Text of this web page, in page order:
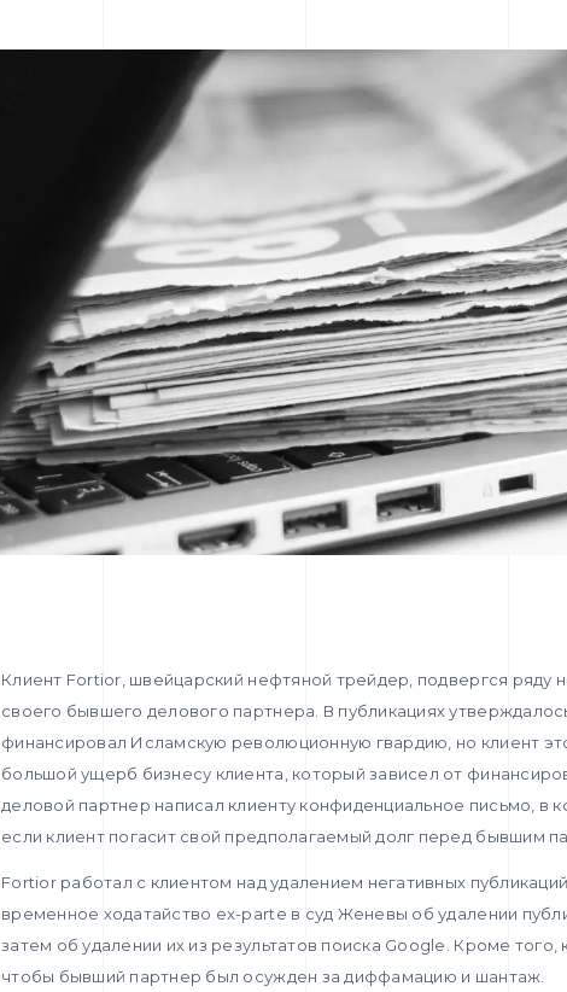
Клиент Fortior, швейцарский нефтяной трейдер, подвергся ряду
своего бывшего делового партнера. В публикациях
финансировал Исламскую революционную гвардию, но клиент
большой ущерб бизнесу клиента, который зависел от
деловой партнер написал клиенту конфиденциальное письмо, в
если клиент погасит свой предполагаемый долг перед бывшим
Fortior работал с клиентом над удалением негативных
временное ходатайство ex-parte в суд Женевы об удалении
затем об удалении их из результатов поиска Google. Кроме
чтобы бывший партнер был осужден за диффамацию и шантаж.